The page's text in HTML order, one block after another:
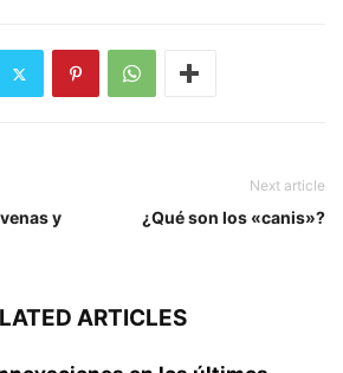
y
Next article
¿Qué son los «canis»?
ARTICLES